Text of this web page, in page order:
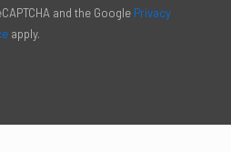
and the Google Privacy
apply.